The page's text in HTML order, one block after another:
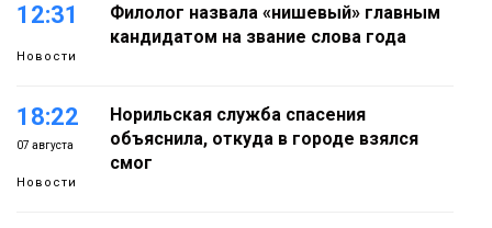
12:31
Новости
Филолог назвала «нишевый» главным
кандидатом на звание слова года
18:22
07 августа
Новости
Норильская служба спасения
объяснила, откуда в городе взялся
смог